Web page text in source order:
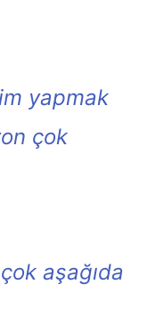
yapmak
çok
aşağıda